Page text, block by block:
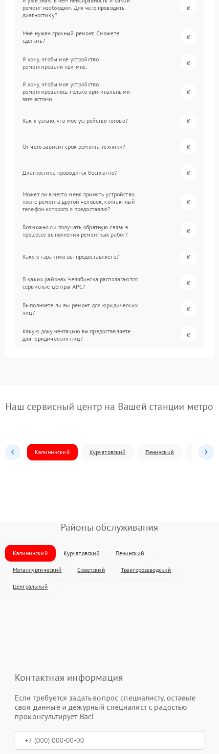
ремонт необходим. Для чего проводить
диагностику?
Мне нужен срочный ремонт. Сможете
сделать?
Я хочу, чтобы мое устройство
ремонтировали при мне.
Я хочу, чтобы мое устройство
ремонтировалось только оригинальными
запчастями.
Как я узнаю, что мое устройство готово?
От чего зависит срок ремонта техники?
Диагностика проводится бесплатно?
Может ли вместо меня принять устройство
после ремонта другой человек, контактный
телефон которого я предоставлю?
Возможно ли получать обратную связь в
процессе выполнения ремонтных работ?
Какую гарантию вы предоставляете?
В каких районах Челябинска располагаются
сервисные центры APC?
Выполняете ли вы ремонт для юридических
лиц?
Какую документацию вы предоставляете
для юридических лиц?
Наш сервисный центр на Вашей станции метро
Калининский Курчатовский Ленинский
Районы обслуживания
Калининский Курчатовский Ленинский
Металлургический Советский Тракторозаводский
Центральный
Контактная информация
Если требуется задать вопрос специалисту, оставьте
свои данные и дежурный специалист с радостью
проконсультирует Вас!